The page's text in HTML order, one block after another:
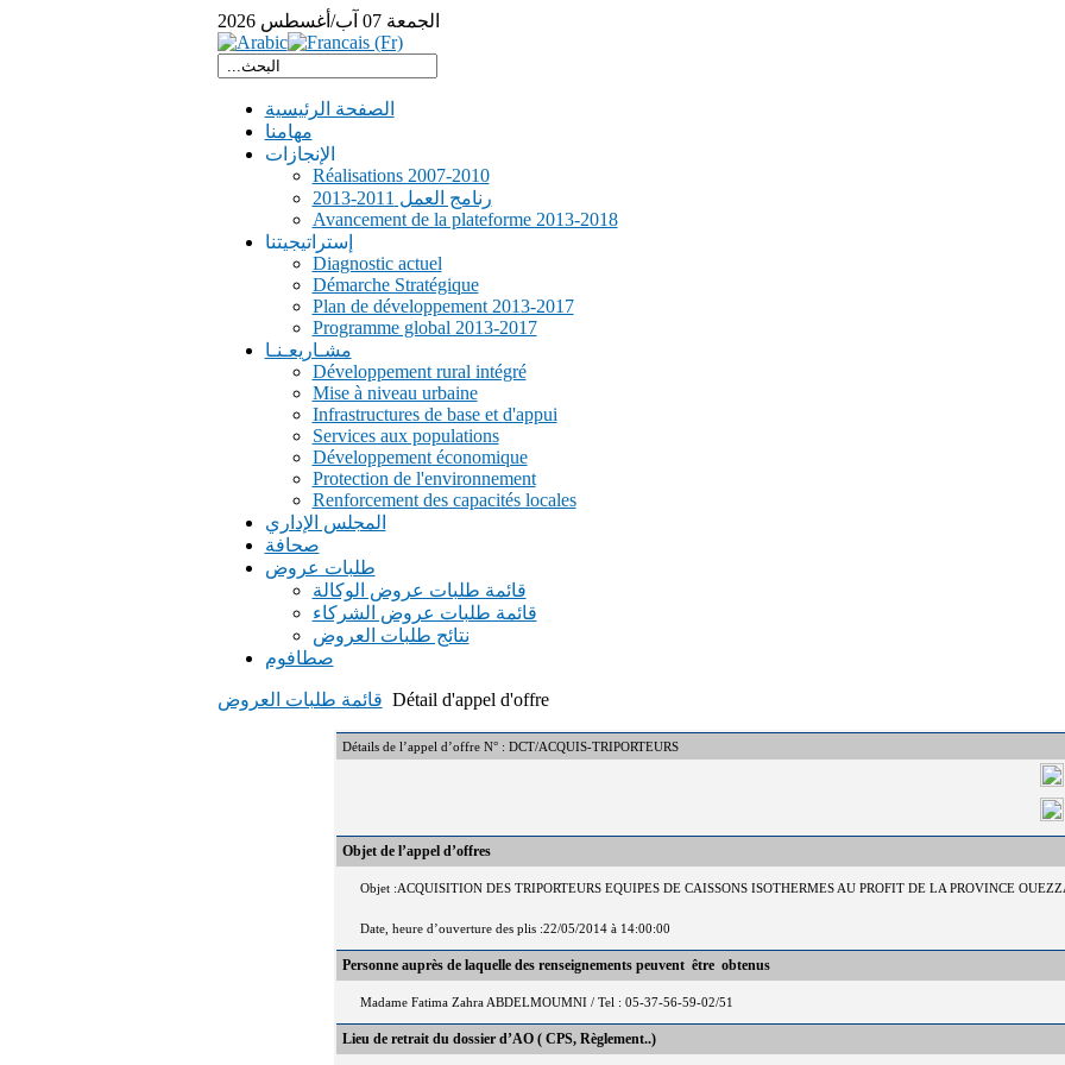
الجمعة 07 آب/أغسطس 2026
الصفحة الرئيسية
مهامنا
الإنجازات
Réalisations 2007-2010
رنامج العمل 2011-2013
Avancement de la plateforme 2013-2018
إستراتيجيتنا
Diagnostic actuel
Démarche Stratégique
Plan de développement 2013-2017
Programme global 2013-2017
مشـاريعـنـا
Développement rural intégré
Mise à niveau urbaine
Infrastructures de base et d'appui
Services aux populations
Développement économique
Protection de l'environnement
Renforcement des capacités locales
المجلس الإداري
صحافة
طلبات عروض
قائمة طلبات عروض الوكالة
قائمة طلبات عروض الشركاء
نتائج طلبات العروض
صطافوم
قائمة طلبات العروض Détail d'appel d'offre
Détails de l’appel d’offre N° : DCT/ACQUIS-TRIPORTEURS
Objet de l’appel d’offres
Objet :ACQUISITION DES TRIPORTEURS EQUIPES DE CAISSONS ISOTHERMES AU PROFIT DE LA PROVINCE
Date, heure d’ouverture des plis :22/05/2014 à 14:00:00
Personne auprès de laquelle des renseignements peuvent être obtenus
Madame Fatima Zahra ABDELMOUMNI / Tel : 05-37-56-59-02/51
Lieu de retrait du dossier d’AO ( CPS, Règlement..)